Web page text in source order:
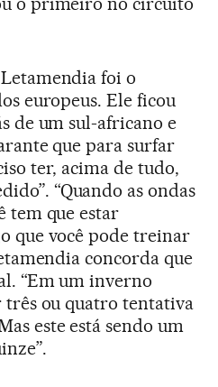
foi o
europeus. Ele ficou
de um sul-africano e
que para surfar
ter, acima de tudo,
“Quando as ondas
tem que estar
que você pode treinar
concorda que
“Em um inverno
três ou quatro tentativa
este está sendo um